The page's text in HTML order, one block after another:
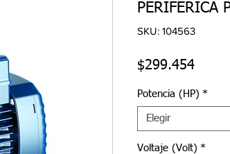
PERIFÉRICA
SKU: 104563
$299.454Precio
Potencia (HP) *
Elegir
Voltaje (Volt) *